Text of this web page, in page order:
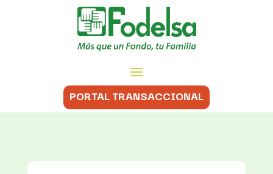
PORTAL TRANSACCIONAL